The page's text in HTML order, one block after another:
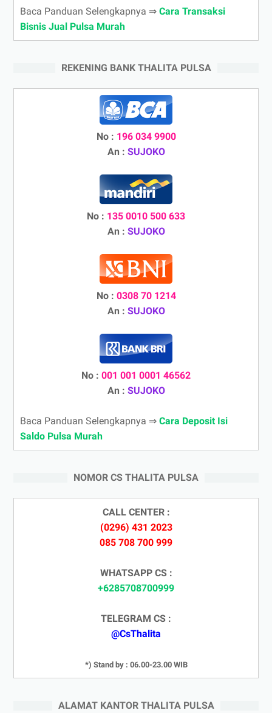
Baca Panduan Selengkapnya ⇒ Cara Transaksi
Bisnis Jual Pulsa Murah
REKENING BANK THALITA PULSA
No : 196 034 9900
An : SUJOKO
No : 135 0010 500 633
An : SUJOKO
No : 0308 70 1214
An : SUJOKO
No : 001 001 0001 46562
An : SUJOKO
Baca Panduan Selengkapnya ⇒ Cara Deposit Isi
Saldo Pulsa Murah
NOMOR CS THALITA PULSA
CALL CENTER :
(0296) 431 2023
085 708 700 999
WHATSAPP CS :
+6285708700999
TELEGRAM CS :
@CsThalita
*) Stand by : 06.00-23.00 WIB
ALAMAT KANTOR THALITA PULSA